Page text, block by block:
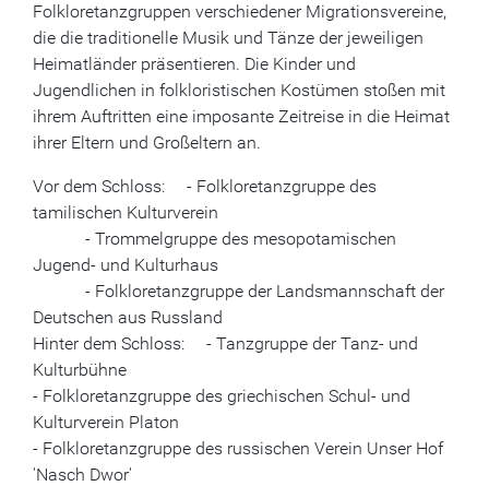
Folkloretanzgruppen verschiedener Migrationsvereine,
die die traditionelle Musik und Tänze der jeweiligen
Heimatländer präsentieren. Die Kinder und
Jugendlichen in folkloristischen Kostümen stoßen mit
ihrem Auftritten eine imposante Zeitreise in die Heimat
ihrer Eltern und Großeltern an.
Vor dem Schloss: - Folkloretanzgruppe des
tamilischen Kulturverein
- Trommelgruppe des mesopotamischen
Jugend- und Kulturhaus
- Folkloretanzgruppe der Landsmannschaft der
Deutschen aus Russland
Hinter dem Schloss: - Tanzgruppe der Tanz- und
Kulturbühne
- Folkloretanzgruppe des griechischen Schul- und
Kulturverein Platon
- Folkloretanzgruppe des russischen Verein Unser Hof
'Nasch Dwor'